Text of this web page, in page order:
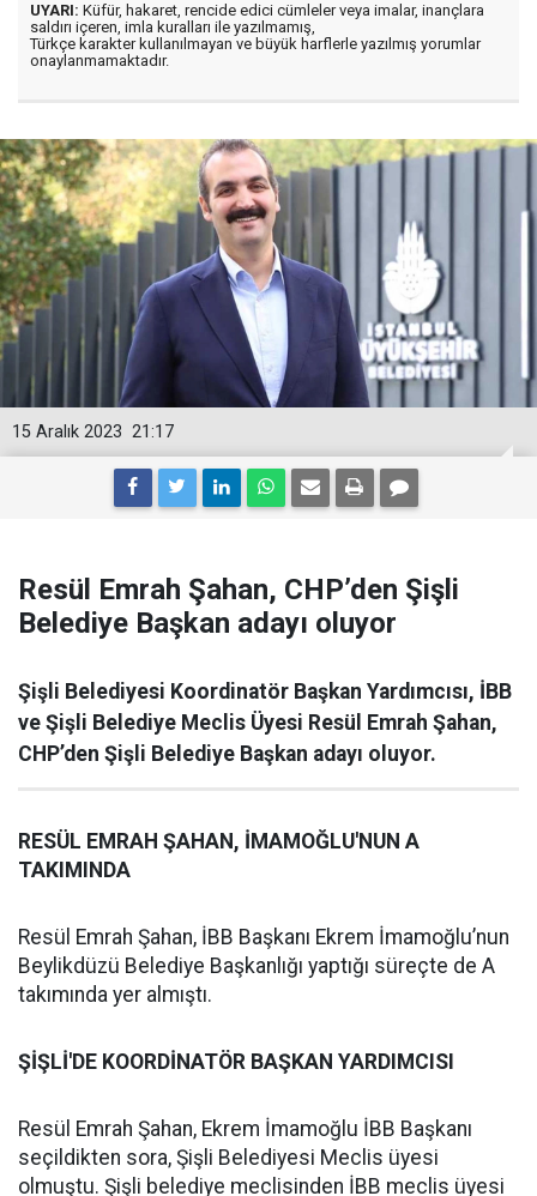
UYARI: Küfür, hakaret, rencide edici cümleler veya imalar, inançlara
saldırı içeren, imla kuralları ile yazılmamış,
Türkçe karakter kullanılmayan ve büyük harflerle yazılmış yorumlar
onaylanmamaktadır.
21:17
15 Aralık 2023
Resül Emrah Şahan, CHP’den Şişli
Belediye Başkan adayı oluyor
Şişli Belediyesi Koordinatör Başkan Yardımcısı, İBB
ve Şişli Belediye Meclis Üyesi Resül Emrah Şahan,
CHP’den Şişli Belediye Başkan adayı oluyor.
RESÜL EMRAH ŞAHAN, İMAMOĞLU'NUN A
TAKIMINDA
Resül Emrah Şahan, İBB Başkanı Ekrem İmamoğlu’nun
Beylikdüzü Belediye Başkanlığı yaptığı süreçte de A
takımında yer almıştı.
ŞİŞLİ'DE KOORDİNATÖR BAŞKAN YARDIMCISI
Resül Emrah Şahan, Ekrem İmamoğlu İBB Başkanı
seçildikten sora, Şişli Belediyesi Meclis üyesi
olmuştu. Şişli belediye meclisinden İBB meclis üyesi